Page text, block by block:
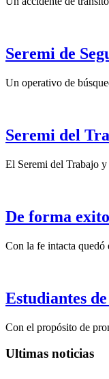
Seremi de
Un operativo de
Seremi del
El Seremi del Trabajo
De forma
Con la fe intacta quedó
Estudiantes
Con el propósito de
Ultimas noticias